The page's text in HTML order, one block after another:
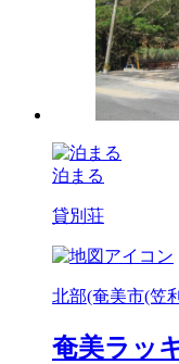
泊まる
貸別荘
北部(奄美市(笠
奄美ラッ